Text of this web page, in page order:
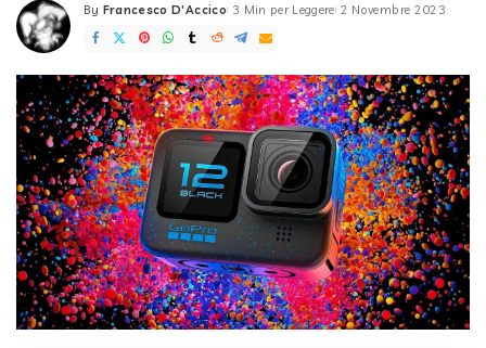
Posted
by
By Francesco D'Accico 3 Min per Leggere 2 Novembre 2023